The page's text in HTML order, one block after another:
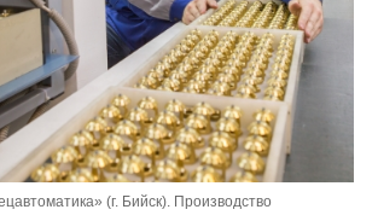
(г. Бийск). Производство